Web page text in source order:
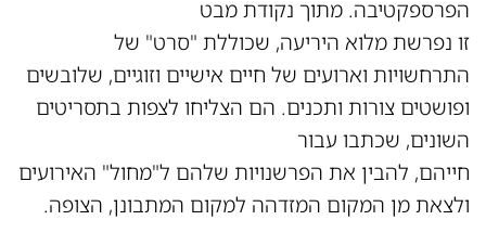
הפרספקטיבה. מתוך נקודת מבט
זו נפרשת מלוא היריעה, שכוללת "סרט" של
התרחשויות וארועים של חיים אישיים וזוגיים, שלובשים
ופושטים צורות ותכנים. הם הצליחו לצפות בתסריטים
השונים, שכתבו עבור
חייהם, להבין את הפרשנויות שלהם ל"מחול" האירועים
ולצאת מן המקום המזדהה למקום המתבונן, הצופה.